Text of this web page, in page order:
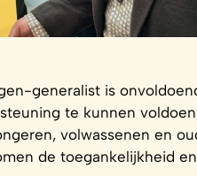
generalist is
te kunnen
volwassenen en
de toegankelijkheid